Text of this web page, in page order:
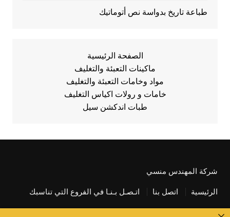
طباعة تاريخ بدواسة نص أتوماتيك
الصفحة الرئيسية
ماكينات التعبئة والتغليف
مواد وخامات التعبئة والتغليف
خامات و رولات اكياس التغليف
طبات اندكشن سيل
شركة المهندس منسي
الرئيسية اتصل بنا اتـصـل بـنـا في الفروع التي تناسبك